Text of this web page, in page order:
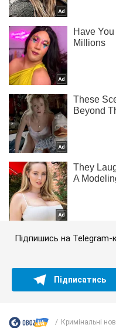
Підпишись на Telegram-
Підписатись
Кримінальні